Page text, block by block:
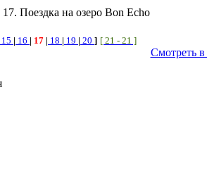
17. Поездка на озеро Bon Echo
15 | 16 | 17 | 18 | 19 | 20 ] [ 21 - 21 ]
Смотреть